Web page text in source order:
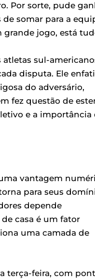
Por sorte, pude
somar para a
grande jogo, está
sul-
disputa. Ele
do adversário,
fez questão de
e a importância
vantagem
para seus
depende
casa é um fator
uma camada de
terça-feira, com